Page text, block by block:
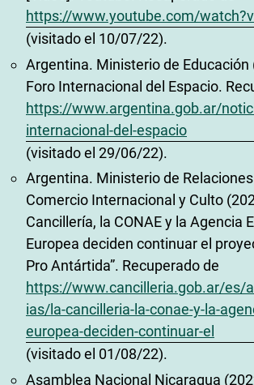
https://www.youtube.com/
(visitado el 10/07/22).
Argentina. Ministerio de Educación
Foro Internacional del Espacio.
https://www.argentina.gob.ar/
internacional-del-espacio
(visitado el 29/06/22).
Argentina. Ministerio de
Comercio Internacional y Culto
Cancillería, la CONAE y la Agencia
Europea deciden continuar el
Pro Antártida”. Recuperado de
https://www.cancilleria.gob.ar/es/
ias/la-cancilleria-la-conae-y-la-
europea-deciden-continuar-el
(visitado el 01/08/22).
Asamblea Nacional Nicaragua